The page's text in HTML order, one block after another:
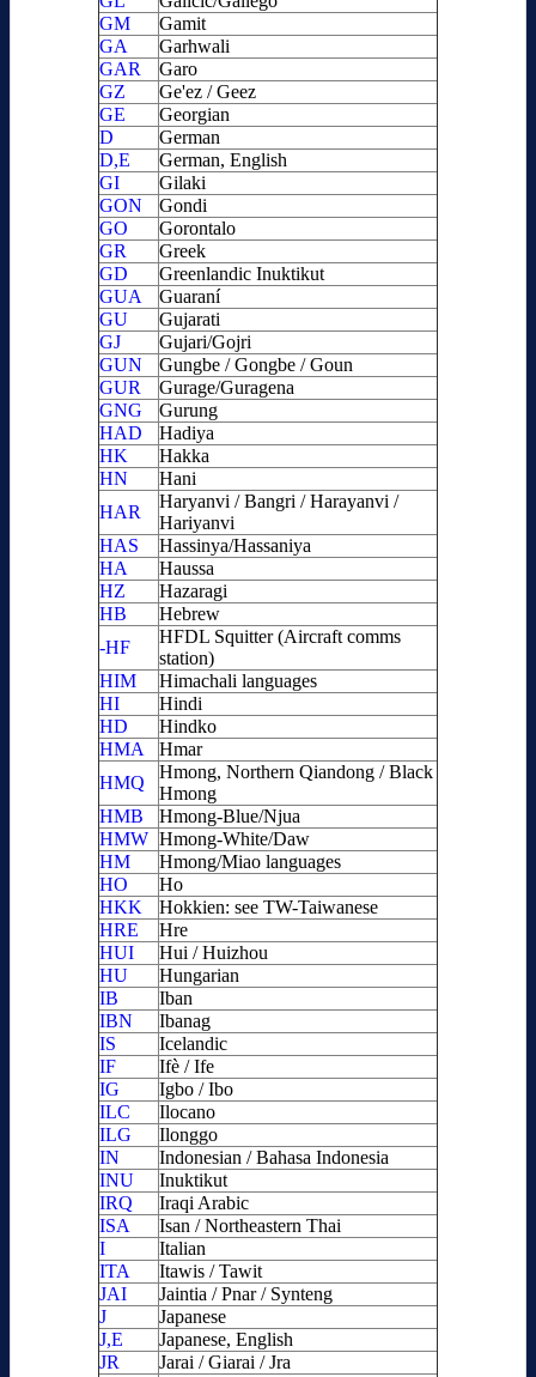
GM
Gamit
GA
Garhwali
GAR
Garo
GZ
Ge'ez / Geez
GE
Georgian
D
German
D,E
German, English
GI
Gilaki
GON
Gondi
GO
Gorontalo
GR
Greek
GD
Greenlandic Inuktikut
GUA
Guaraní
GU
Gujarati
GJ
Gujari/Gojri
GUN
Gungbe / Gongbe / Goun
GUR
Gurage/Guragena
GNG
Gurung
HAD
Hadiya
HK
Hakka
HN
Hani
HAR
Haryanvi / Bangri / Harayanvi /
Hariyanvi
HAS
Hassinya/Hassaniya
HA
Haussa
HZ
Hazaragi
HB
Hebrew
-HF
HFDL Squitter (Aircraft comms
station)
HIM
Himachali languages
HI
Hindi
HD
Hindko
HMA
Hmar
HMQ
Hmong, Northern Qiandong / Black
Hmong
HMB
Hmong-Blue/Njua
HMW Hmong-White/Daw
HM
Hmong/Miao languages
HO
Ho
HKK
Hokkien: see TW-Taiwanese
HRE
Hre
HUI
Hui / Huizhou
HU
Hungarian
IB
Iban
IBN
Ibanag
IS
Icelandic
IF
Ifè / Ife
IG
Igbo / Ibo
ILC
Ilocano
ILG
Ilonggo
IN
Indonesian / Bahasa Indonesia
INU
Inuktikut
IRQ
Iraqi Arabic
ISA
Isan / Northeastern Thai
I
Italian
ITA
Itawis / Tawit
JAI
Jaintia / Pnar / Synteng
J
Japanese
J,E
Japanese, English
JR
Jarai / Giarai / Jra